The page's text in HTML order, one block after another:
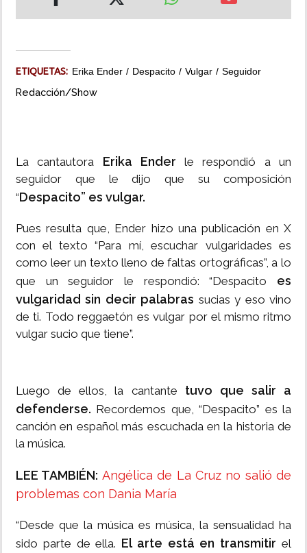
ETIQUETAS: Erika Ender Despacito Vulgar Seguidor
Redacción/Show
La cantautora Erika Ender le respondió a un
seguidor que le dijo que su composición
“Despacito” es vulgar.
Pues resulta que, Ender hizo una publicación en X
con el texto “Para mí, escuchar vulgaridades es
como leer un texto lleno de faltas ortográficas”, a lo
que un seguidor le respondió: “Despacito es
vulgaridad sin decir palabras sucias y eso vino
de ti. Todo reggaetón es vulgar por el mismo ritmo
vulgar sucio que tiene”.
Luego de ellos, la cantante tuvo que salir a
defenderse. Recordemos que, “Despacito” es la
canción en español más escuchada en la historia de
la música.
LEE TAMBIÉN: Angélica de La Cruz no salió de
problemas con Dania María
“Desde que la música es música, la sensualidad ha
sido parte de ella. El arte está en transmitir el